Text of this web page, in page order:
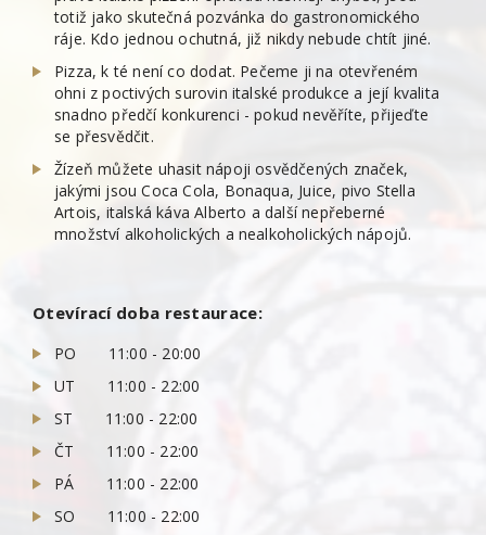
totiž jako skutečná pozvánka do gastronomického
ráje. Kdo jednou ochutná, již nikdy nebude chtít jiné.
Pizza, k té není co dodat. Pečeme ji na otevřeném
ohni z poctivých surovin italské produkce a její kvalita
snadno předčí konkurenci - pokud nevěříte, přijeďte
se přesvědčit.
Žízeň můžete uhasit nápoji osvědčených značek,
jakými jsou Coca Cola, Bonaqua, Juice, pivo Stella
Artois, italská káva Alberto a další nepřeberné
množství alkoholických a nealkoholických nápojů.
Otevírací doba restaurace:
PO 11:00 - 20:00
UT 11:00 - 22:00
ST 11:00 - 22:00
ČT 11:00 - 22:00
PÁ 11:00 - 22:00
SO 11:00 - 22:00